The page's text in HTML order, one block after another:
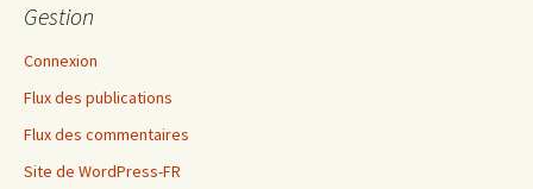
Gestion
Connexion
Flux des publications
Flux des commentaires
Site de WordPress-FR